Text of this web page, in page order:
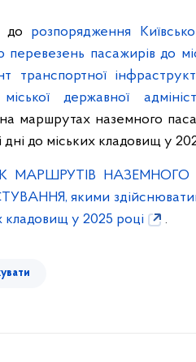
до розпорядження
перевезень пасажирів до
транспортної
державної
маршрутах наземного
дні до міських кладовищ у
МАРШРУТІВ
якими
кладовищ у 2025 році
.